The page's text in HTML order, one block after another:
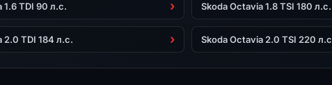
1.6 TDI 90 л.с. Skoda Octavia 1.8 TSI 180 л.с.
2.0 TDI 184 л.с. Skoda Octavia 2.0 TSI 220